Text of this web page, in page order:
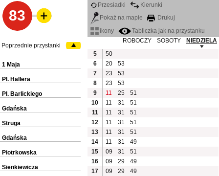
83
Przesiadki
Kierunki
Pokaż na mapie
Drukuj
ikony
Tabliczka jak na przystanku
ROBOCZY
SOBOTY
NIEDZIELA
5
50
6
20
53
7
23
53
8
23
53
9
11 25
51
10
11 31
51
11
11 31
51
12
11 31
51
13
11 31
51
14
11 31
49
15
09 31
51
16
09 29
49
17
09 29 49
Poprzednie przystanki
1 Maja
Pl. Hallera
Pl. Barlickiego
Gdańska
Struga
Gdańska
Piotrkowska
Sienkiewicza